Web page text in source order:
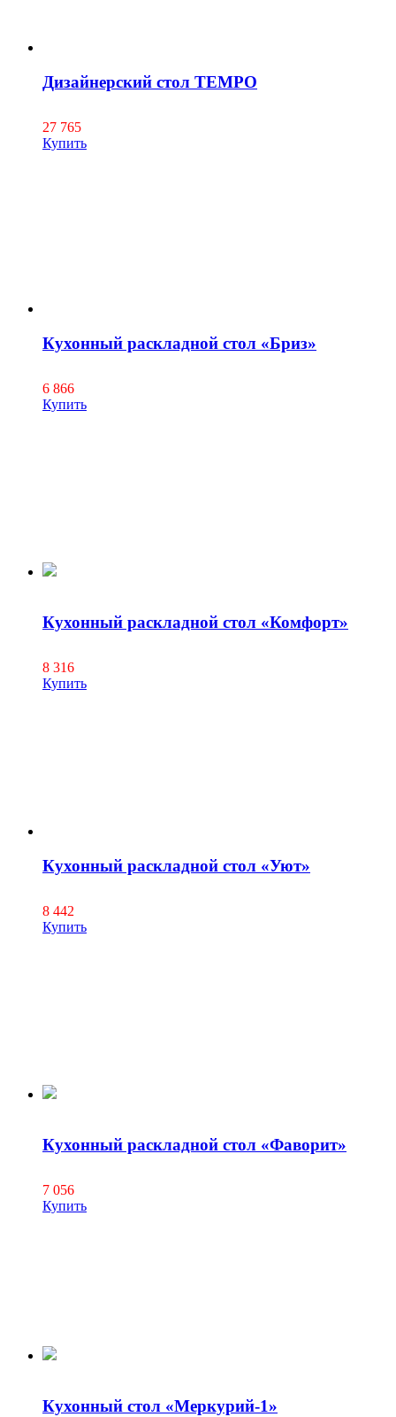
Дизайнерский стол TEMPO
27 765
Купить
Кухонный раскладной стол «Бриз»
6 866
Купить
Кухонный раскладной стол «Комфорт»
8 316
Купить
Кухонный раскладной стол «Уют»
8 442
Купить
Кухонный раскладной стол «Фаворит»
7 056
Купить
Кухонный стол «Меркурий-1»